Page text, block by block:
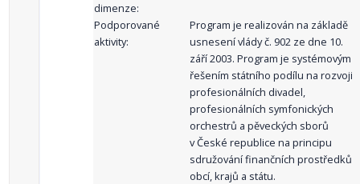
dimenze:
Podporované
aktivity:
Program je realizován na základě
usnesení vlády č. 902 ze dne 10.
září 2003. Program je systémovým
řešením státního podílu na rozvoji
profesionálních divadel,
profesionálních symfonických
orchestrů a pěveckých sborů
v České republice na principu
sdružování finančních prostředků
obcí, krajů a státu.